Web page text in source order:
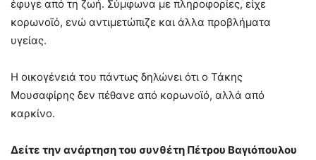
έφυγε από τη ζωή. Σύμφωνα με πληροφορίες, είχε
κορωνοϊό, ενώ αντιμετώπιζε και άλλα προβλήματα
υγείας.
Η οικογένειά του πάντως δηλώνει ότι ο Τάκης
Μουσαφίρης δεν πέθανε από κορωνοϊό, αλλά από
καρκίνο.
Δείτε την ανάρτηση του συνθέτη Πέτρου Βαγιόπουλου